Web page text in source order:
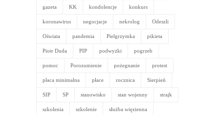
gazeta KK kondolencje konkurs
koronawirus negocjacje nekrolog Odeszli
Oświata pandemia Pielgrzymka pikieta
Piotr Duda PIP podwyżki pogrzeb
pomoc Porozumienie pożegnanie protest
płaca minimalna płace rocznica Sierpień
SIP SP stanowisko stan wojenny strajk
szkolenia szkolenie służba więzienna